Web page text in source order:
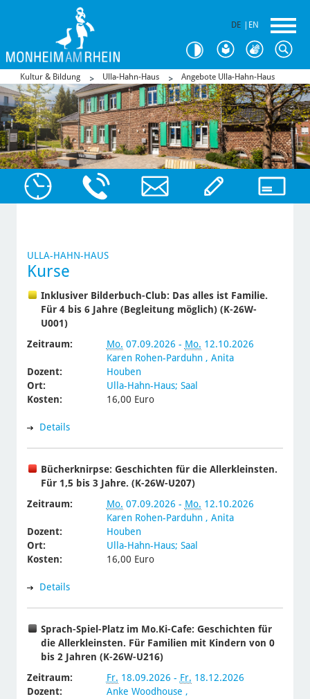
DE EN
Kultur & Bildung Ulla-Hahn-Haus Angebote Ulla-Hahn-Haus
ULLA-HAHN-HAUS
Kurse
Inklusiver Bilderbuch-Club: Das alles ist Familie.
Für 4 bis 6 Jahre (Begleitung möglich) (K-26W-
U001)
Zeitraum:
Mo. 07.09.2026 - Mo. 12.10.2026
Dozent:
Karen Rohen-Parduhn , Anita
Houben
Ort:
Ulla-Hahn-Haus; Saal
Kosten:
16,00 Euro
Details
Bücherknirpse: Geschichten für die Allerkleinsten.
Für 1,5 bis 3 Jahre. (K-26W-U207)
Zeitraum:
Mo. 07.09.2026 - Mo. 12.10.2026
Dozent:
Karen Rohen-Parduhn , Anita
Houben
Ort:
Ulla-Hahn-Haus; Saal
Kosten:
16,00 Euro
Details
Sprach-Spiel-Platz im Mo.Ki-Cafe: Geschichten für
die Allerkleinsten. Für Familien mit Kindern von 0
bis 2 Jahren (K-26W-U216)
Zeitraum:
Fr. 18.09.2026 - Fr. 18.12.2026
Dozent:
Anke Woodhouse ,